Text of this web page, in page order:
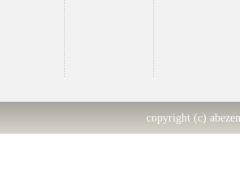
copyright (c)